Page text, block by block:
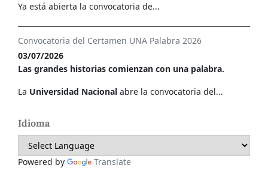
Ya está abierta la convocatoria de...
Convocatoria del Certamen UNA Palabra 2026
03/07/2026
Las grandes historias comienzan con una palabra.
La Universidad Nacional abre la convocatoria del...
Idioma
Powered by Translate